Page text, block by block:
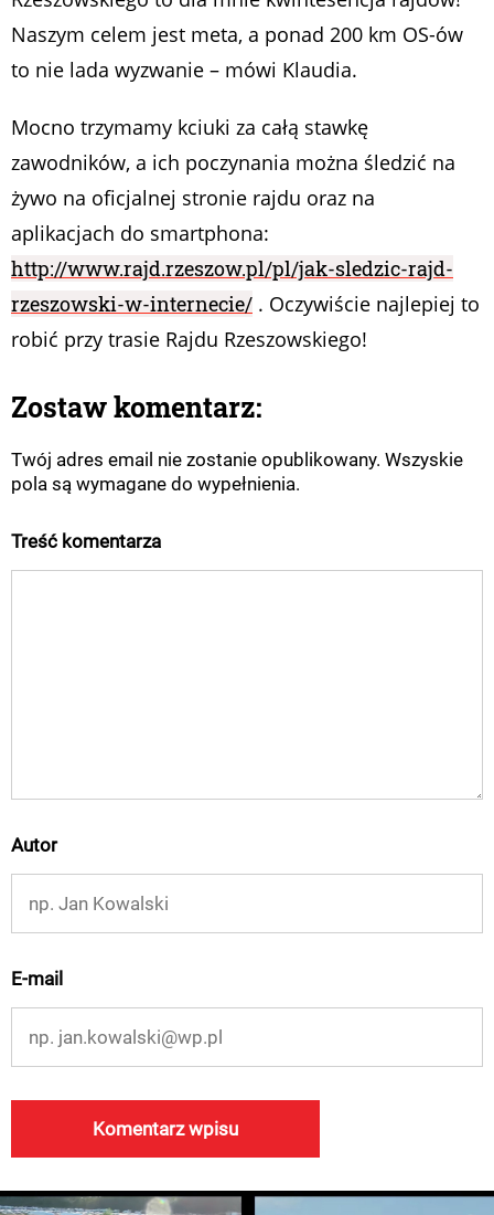
Naszym celem jest meta, a ponad 200 km OS-ów
to nie lada wyzwanie – mówi Klaudia.
Mocno trzymamy kciuki za całą stawkę
zawodników, a ich poczynania można śledzić na
żywo na oficjalnej stronie rajdu oraz na
aplikacjach do smartphona:
http://www.rajd.rzeszow.pl/pl/jak-sledzic-rajd-
rzeszowski-w-internecie/ . Oczywiście najlepiej to
robić przy trasie Rajdu Rzeszowskiego!
Zostaw komentarz:
Twój adres email nie zostanie opublikowany. Wszyskie
pola są wymagane do wypełnienia.
Treść komentarza
Autor
E-mail